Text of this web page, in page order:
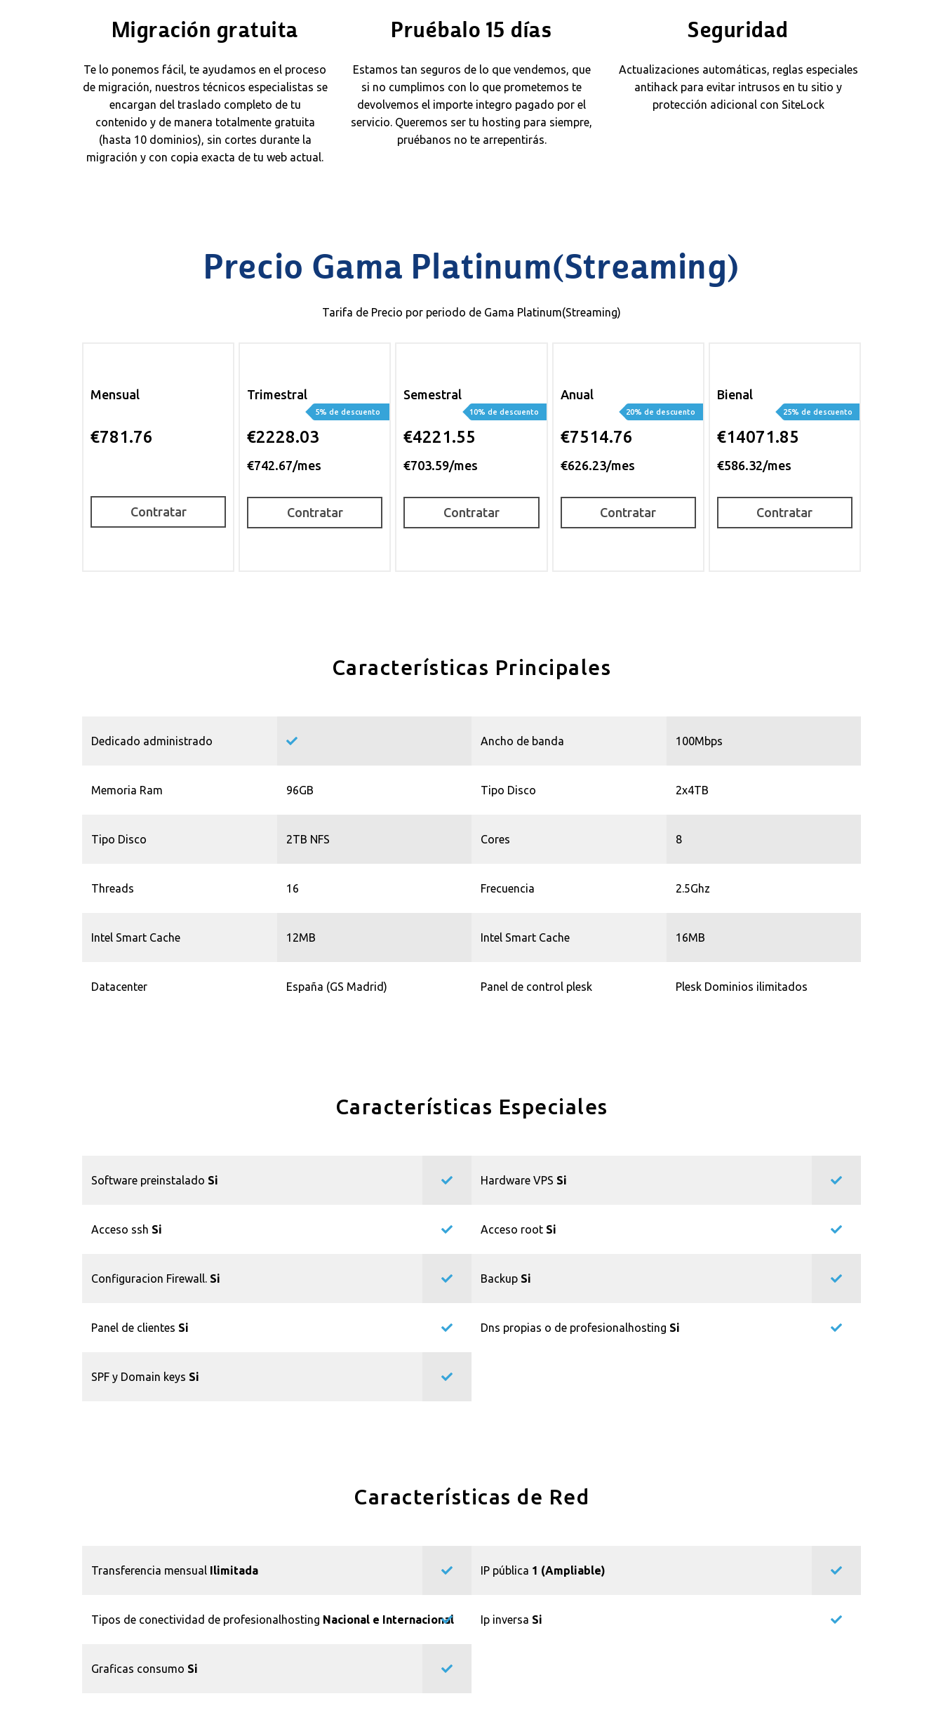
Migración gratuita
Te lo ponemos fácil, te ayudamos en el proceso
de migración, nuestros técnicos especialistas se
encargan del traslado completo de tu
contenido y de manera totalmente gratuita
(hasta 10 dominios), sin cortes durante la
migración y con copia exacta de tu web actual.
Pruébalo 15 días
Estamos tan seguros de lo que vendemos, que
si no cumplimos con lo que prometemos te
devolvemos el importe integro pagado por el
servicio. Queremos ser tu hosting para siempre,
pruébanos no te arrepentirás.
Seguridad
Actualizaciones automáticas, reglas especiales
antihack para evitar intrusos en tu sitio y
protección adicional con SiteLock
Precio Gama Platinum(Streaming)
Tarifa de Precio por periodo de Gama Platinum(Streaming)
Mensual
€781.76
Contratar
Trimestral
€2228.03
€742.67/mes
5% de descuento
Contratar
Semestral
€4221.55
€703.59/mes
10% de descuento
Contratar
Anual
€7514.76
€626.23/mes
20% de descuento
Contratar
Bienal
€14071.85
€586.32/mes
25% de descuento
Contratar
Características Principales
Dedicado administrado Ancho de banda 100Mbps
Memoria Ram 96GB Tipo Disco 2x4TB
Tipo Disco 2TB NFS Cores 8
Threads 16 Frecuencia 2.5Ghz
Intel Smart Cache 12MB Intel Smart Cache 16MB
Datacenter España (GS Madrid) Panel de control plesk Plesk Dominios ilimitados
Características Especiales
Software preinstalado Si Hardware VPS Si
Acceso ssh Si Acceso root Si
Configuracion Firewall. Si Backup Si
Panel de clientes Si Dns propias o de profesionalhosting Si
SPF y Domain keys Si
Características de Red
Transferencia mensual Ilimitada IP pública 1 (Ampliable)
Tipos de conectividad de profesionalhosting Nacional e Internacional Ip inversa Si
Graficas consumo Si